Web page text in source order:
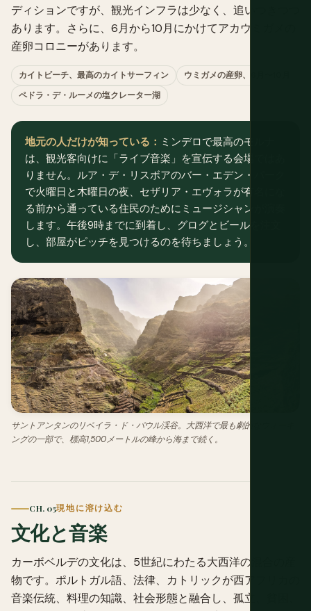
ディションですが、観光インフラは少なく、追いつきつつ
あります。さらに、6月から10月にかけてアカウミガメの
産卵コロニーがあります。
カイトビーチ、最高のカイトサーフィン
ウミガメの産卵、6月〜10月
ペドラ・デ・ルーメの塩クレーター湖
地元の人だけが知っている： ミンデロで最高のモルナ
は、観光客向けに「ライブ音楽」を宣伝する会場ではあ
りません。ルア・デ・リスボアのバー・エデン・パーク
で火曜日と木曜日の夜、セザリア・エヴォラが有名にな
る前から通っている住民のためにミュージシャンが演奏
します。午後9時までに到着し、グログとビールを注文
し、部屋がピッチを見つけるのを待ちましょう。
サントアンタンのリベイラ・ド・パウル渓谷。大西洋で最も劇的なウォーキ
ングの一部で、標高1,500メートルの峰から海まで続く。
CH. 05現地に溶け込む
文化と音楽
カーボベルデの文化は、5世紀にわたる大西洋の混合の産
物です。ポルトガル語、法律、カトリックが西アフリカの
音楽伝統、料理の知識、社会形態と融合し、孤立、貧困、